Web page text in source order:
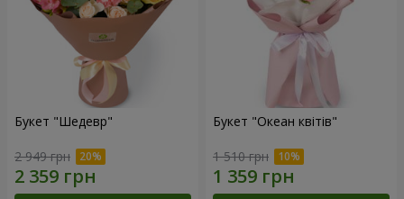
Букет "Шедевр"
2 949 грн
Букет "Океан квітів"
1 510 грн